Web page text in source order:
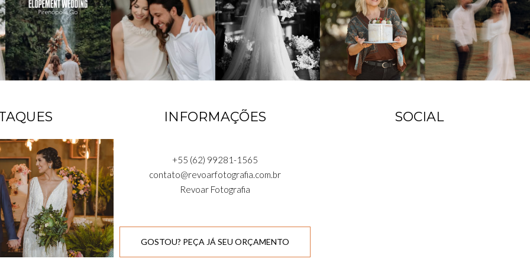
INFORMAÇÕES
+55 (62) 99281-1565
contato@revoarfotografia.com.br
Revoar Fotografia
GOSTOU? PEÇA JÁ SEU ORÇAMENTO
SOCIAL